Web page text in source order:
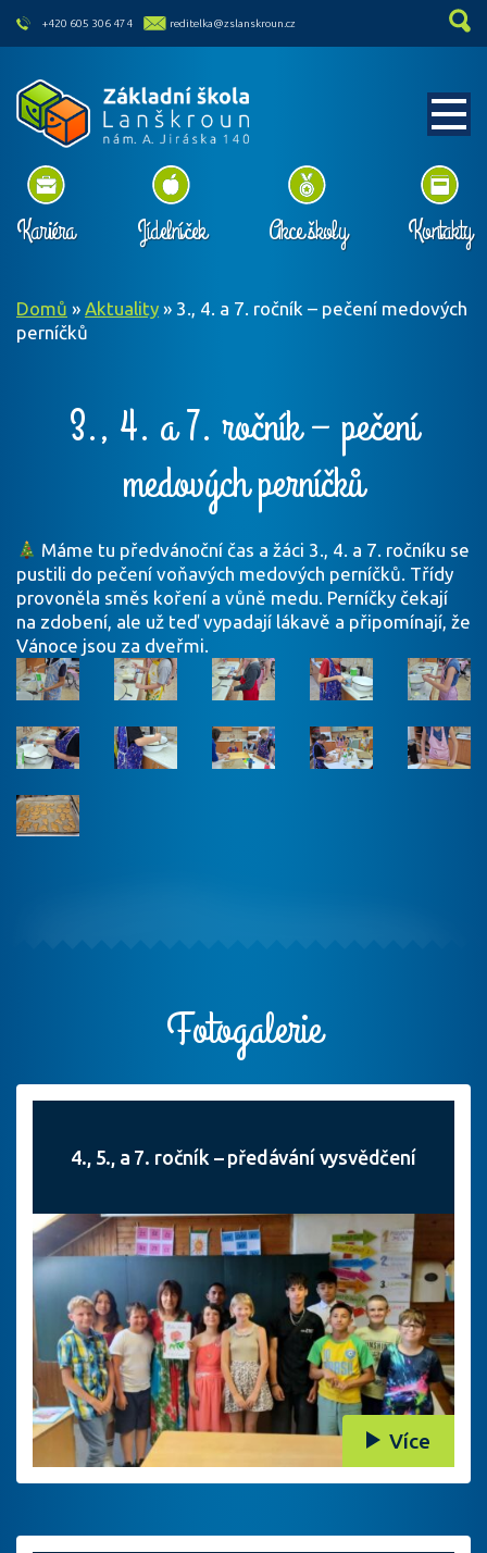
skip to main content
+420 605 306 474 reditelka@zslanskroun.cz
Kariéra Jídelníček Akce školy Kontakty
Domů » Aktuality » 3., 4. a 7. ročník – pečení medových
perníčků
3., 4. a 7. ročník – pečení
medových perníčků
Máme tu předvánoční čas a žáci 3., 4. a 7. ročníku se
pustili do pečení voňavých medových perníčků. Třídy
provoněla směs koření a vůně medu. Perníčky čekají
na zdobení, ale už teď vypadají lákavě a připomínají, že
Vánoce jsou za dveřmi.
Fotogalerie
4., 5., a 7. ročník – předávání vysvědčení
Více